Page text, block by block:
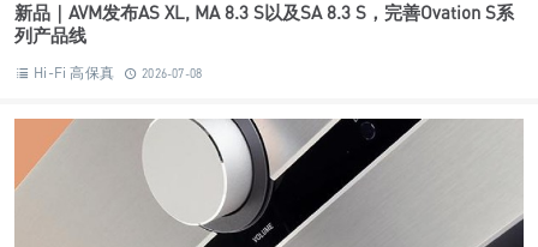
新品｜AVM发布AS XL, MA 8.3 S以及SA 8.3 S，完善Ovation S系
列产品线
Hi-Fi 高保真 2026-07-08